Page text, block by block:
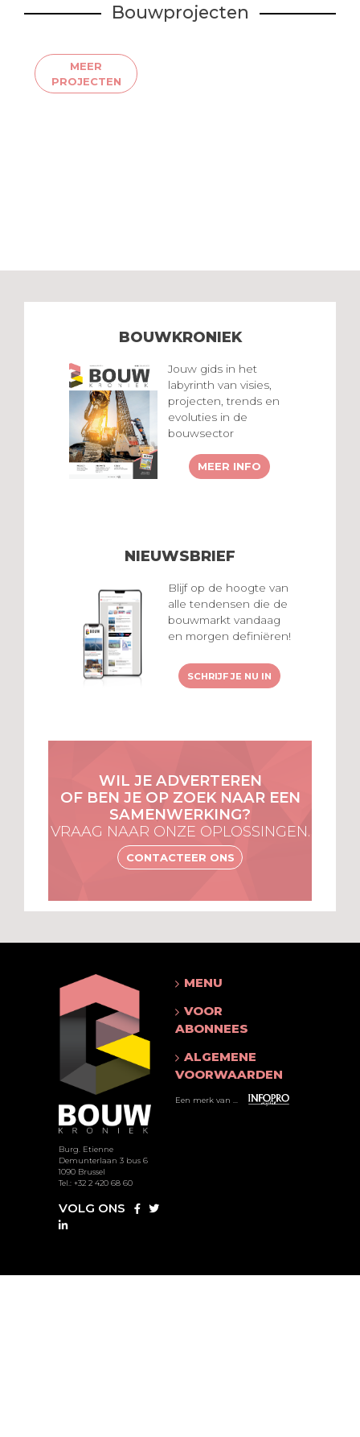
Bouwprojecten
MEER
PROJECTEN
BOUWKRONIEK
Jouw gids in het
labyrinth van visies,
projecten, trends en
evoluties in de
bouwsector
MEER INFO
NIEUWSBRIEF
Blijf op de hoogte van
alle tendensen die de
bouwmarkt vandaag
en morgen definiëren!
SCHRIJF JE NU IN
WIL JE ADVERTEREN
OF BEN JE OP ZOEK NAAR EEN
SAMENWERKING?
VRAAG NAAR ONZE OPLOSSINGEN.
CONTACTEER ONS
Burg. Etienne
Demunterlaan 3 bus 6
1090 Brussel
Tel.: +32 2 420 68 60
VOLG ONS
MENU
VOOR
ABONNEES
ALGEMENE
VOORWAARDEN
Een merk van ...